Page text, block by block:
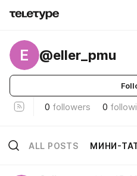
E @eller_pmu
0 followers 0
ALL POSTS МИНИ-